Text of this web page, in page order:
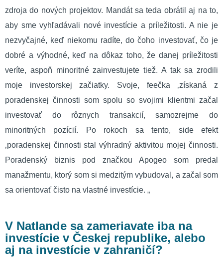
zdroja do nových projektov. Mandát sa teda obrátil aj na to,
aby sme vyhľadávali nové investície a príležitosti. A nie je
nezvyčajné, keď niekomu radíte, do čoho investovať, čo je
dobré a výhodné, keď na dôkaz toho, že danej príležitosti
veríte, aspoň minoritné zainvestujete tiež. A tak sa zrodili
moje investorskej začiatky. Svoje, feečka ‚získaná z
poradenskej činnosti som spolu so svojimi klientmi začal
investovať do rôznych transakcií, samozrejme do
minoritných pozícií. Po rokoch sa tento, side efekt
‚poradenskej činnosti stal výhradný aktivitou mojej činnosti.
Poradenský biznis pod značkou Apogeo som predal
manažmentu, ktorý som si medzitým vybudoval, a začal som
sa orientovať čisto na vlastné investície. „
V Natlande sa zameriavate iba na
investície v Českej republike, alebo
aj na investície v zahraničí?